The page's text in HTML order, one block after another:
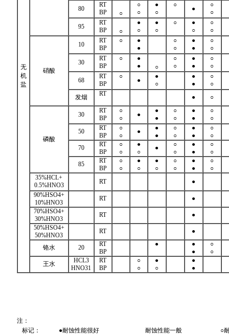
无
机
盐
80
RT
BP
○
○
○
●
○
○
●
○
○
95
RT
BP
○
●
○
●
○
○
●
○
○
○
硝酸
10
RT
BP
○
●
●
○
○
●
●
○
○
30
RT
BP
○
●
●
○
○
○
●
●
○
○
68
RT
BP
○
●
●
○
●
●
○
○
发烟
RT ● ○
磷酸
30
RT
BP
○
○
●
●
●
○
○
●
●
○
○
50
RT
BP
○
○
●
●
●
○
○
●
●
○
○
70
RT
BP
○
○
●
○
●
○
○
●
●
○
○
85
RT
BP
○
○
●
○
●
○
○
○
●
●
○
○
35%HCL+
0.5%HNO3
RT
●
90%HSO4+
10%HNO3
RT
●
70%HSO4+
30%HNO3
RT
●
50%HSO4+
50%HNO3
RT ●
铬水 20
RT
BP
●
●
●
○
○
王水
HCL3
HNO31
RT
BP
○
○
●
○
●
●
注：
标记： ●耐蚀性能很好 耐蚀性能一般 ○耐蚀